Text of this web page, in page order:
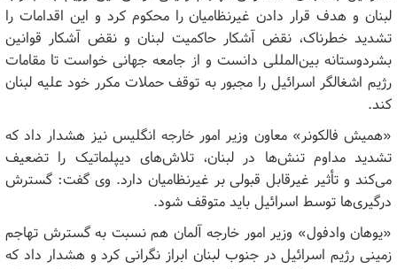
لبنان و هدف قرار دادن غیرنظامیان را محکوم کرد و این اقدامات را
تشدید خطرناک، نقض آشکار حاکمیت لبنان و نقض آشکار قوانین
بشردوستانه بین‌المللی دانست و از جامعه جهانی خواست تا مقامات
رژیم اشغالگر اسرائیل را مجبور به توقف حملات مکرر خود علیه لبنان
کند.
«همیش فالکونر» معاون وزیر امور خارجه انگلیس نیز هشدار داد که
تشدید مداوم تنش‌ها در لبنان، تلاش‌های دیپلماتیک را تضعیف
می‌کند و تأثیر غیرقابل قبولی بر غیرنظامیان دارد. وی گفت: گسترش
درگیری‌ها توسط اسرائیل باید متوقف شود.
«یوهان وادفول» وزیر امور خارجه آلمان هم نسبت به گسترش تهاجم
زمینی رژیم اسرائیل در جنوب لبنان ابراز نگرانی کرد و هشدار داد که